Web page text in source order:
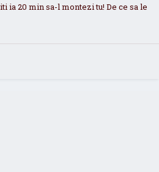
ia 20 min sa-l montezi tu! De ce sa le